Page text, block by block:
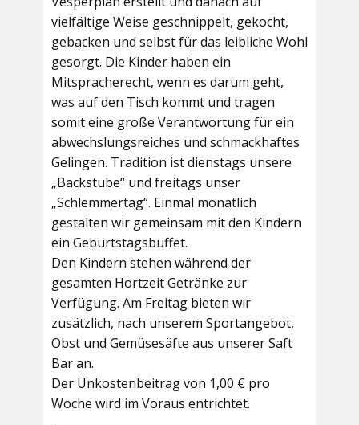
vielfältige Weise geschnippelt, gekocht,
gebacken und selbst für das leibliche Wohl
gesorgt. Die Kinder haben ein
Mitspracherecht, wenn es darum geht,
was auf den Tisch kommt und tragen
somit eine große Verantwortung für ein
abwechslungsreiches und schmackhaftes
Gelingen. Tradition ist dienstags unsere
„Backstube“ und freitags unser
„Schlemmertag“. Einmal monatlich
gestalten wir gemeinsam mit den Kindern
ein Geburtstagsbuffet.
Den Kindern stehen während der
gesamten Hortzeit Getränke zur
Verfügung. Am Freitag bieten wir
zusätzlich, nach unserem Sportangebot,
Obst und Gemüsesäfte aus unserer Saft
Bar an.
Der Unkostenbeitrag von 1,00 € pro
Woche wird im Voraus entrichtet.